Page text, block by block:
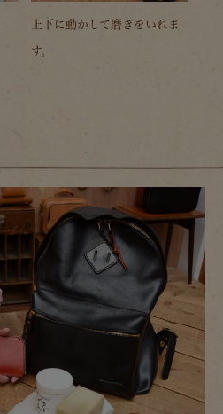
上下に動かして磨きをいれま
す。